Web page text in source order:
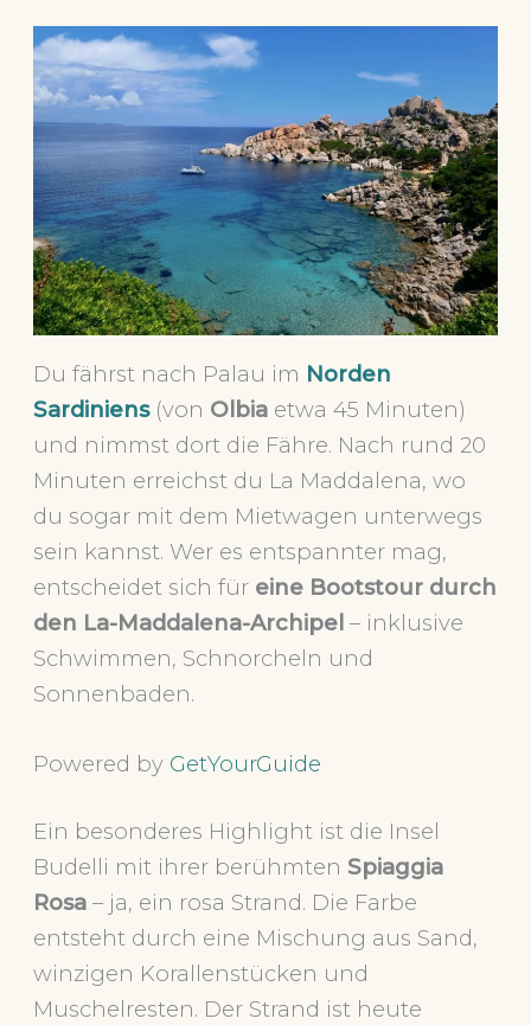
Du fährst nach Palau im Norden
Sardiniens(von Olbia etwa 45 Minuten)
und nimmst dort die Fähre. Nach rund 20
Minuten erreichst du La Maddalena, wo
du sogar mit dem Mietwagen unterwegs
sein kannst. Wer es entspannter mag,
entscheidet sich für eine Bootstour durch
den La-Maddalena-Archipel – inklusive
Schwimmen, Schnorcheln und
Sonnenbaden.
Powered by GetYourGuide
Ein besonderes Highlight ist die Insel
Budelli mit ihrer berühmten Spiaggia
Rosa – ja, ein rosa Strand. Die Farbe
entsteht durch eine Mischung aus Sand,
winzigen Korallenstücken und
Muschelresten. Der Strand ist heute